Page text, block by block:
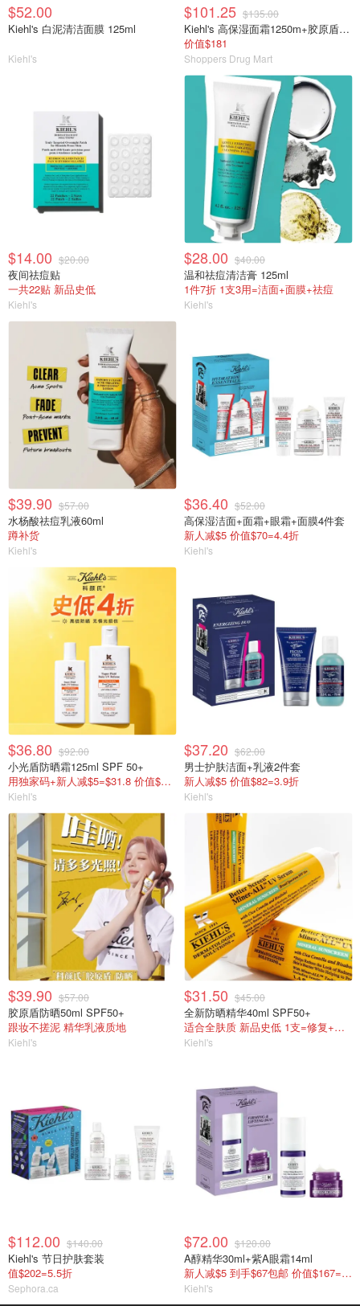
$52.00
Kiehl's 白泥清洁面膜 125ml
Kiehl's
$101.25 $135.00
Kiehl's 高保湿面霜1250m+胶原盾防晒50ml
价值$181
Shoppers Drug Mart
$14.00 $20.00
夜间祛痘贴
一共22贴 新品史低
Kiehl's
$28.00 $40.00
温和祛痘清洁膏 125ml
1件7折 1支3用=洁面+面膜+祛痘
Kiehl's
$39.90 $57.00
水杨酸祛痘乳液60ml
蹲补货
Kiehl's
$36.40 $52.00
高保湿洁面+面霜+眼霜+面膜4件套
新人减$5 价值$70=4.4折
Kiehl's
$36.80 $92.00
小光盾防晒霜125ml SPF 50+
用独家码+新人减$5=$31.8 价值$155=变相2折
Kiehl's
$37.20 $62.00
男士护肤洁面+乳液2件套
新人减$5 价值$82=3.9折
Kiehl's
$39.90 $57.00
胶原盾防晒50ml SPF50+
跟妆不搓泥 精华乳液质地
Kiehl's
$31.50 $45.00
全新防晒精华40ml SPF50+
适合全肤质 新品史低 1支=修复+保湿+防晒！
Kiehl's
$112.00 $140.00
Kiehl's 节日护肤套装
值$202=5.5折
Sephora.ca
$72.00 $120.00
A醇精华30ml+紫A眼霜14ml
新人减$5 到手$67包邮 价值$167=4折
Kiehl's